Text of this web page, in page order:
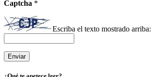
Captcha *
Escriba el texto mostrado arriba: